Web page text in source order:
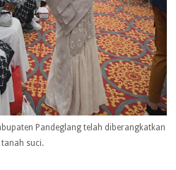
Pandeglang telah diberangkatkan
tanah suci.